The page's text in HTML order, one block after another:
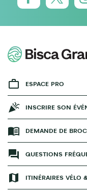
ESPACE PRO
INSCRIRE SON
DEMANDE DE
QUESTIONS
ITINÉRAIRES VÉLO